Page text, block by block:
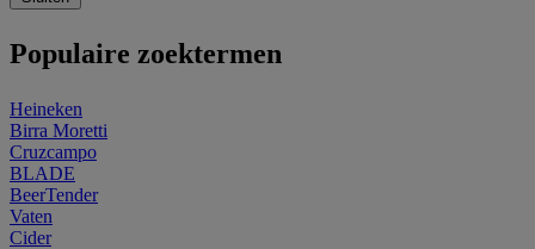
Populaire zoektermen
Heineken
Birra Moretti
Cruzcampo
BLADE
BeerTender
Vaten
Cider